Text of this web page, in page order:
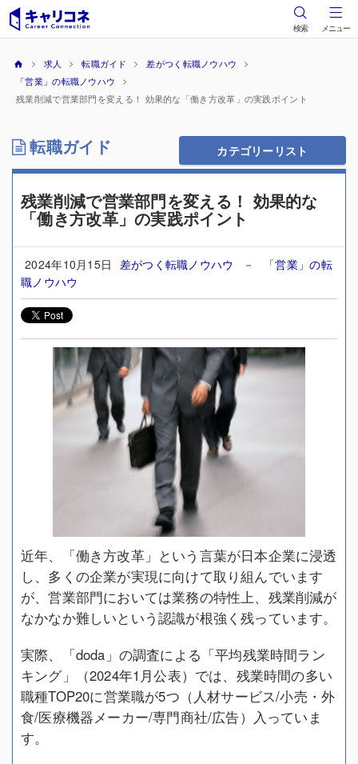
検索 メニュー
求人 転職ガイド
差がつく転職ノウハウ
「営業」の転職ノウハウ
残業削減で営業部門を変える！ 効果的な「働き方改革」の実践ポイント
転職ガイド カテゴリーリスト
残業削減で営業部門を変える！ 効果的な
「働き方改革」の実践ポイント
2024年10月15日 差がつく転職ノウハウ －
「営業」の転
職ノウハウ
近年、「働き方改革」という言葉が日本企業に浸透
し、多くの企業が実現に向けて取り組んでいます
が、営業部門においては業務の特性上、残業削減が
なかなか難しいという認識が根強く残っています。
実際、「doda」の調査による「平均残業時間ラン
キング」（2024年1月公表）では、残業時間の多い
職種TOP20に営業職が5つ（人材サービス/小売・外
食/医療機器メーカー/専門商社/広告）入っていま
す。